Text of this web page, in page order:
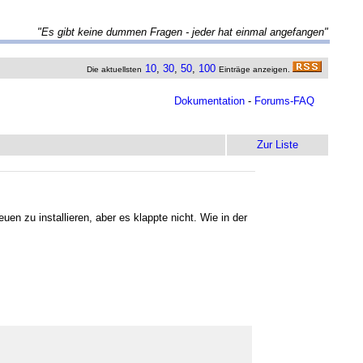
"Es gibt keine dummen Fragen - jeder hat einmal angefangen"
Die aktuellsten 10, 30, 50, 100 Einträge anzeigen.
Dokumentation - Forums-FAQ
Zur Liste
zu installieren, aber es klappte nicht. Wie in der